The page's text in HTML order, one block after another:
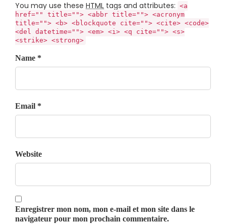
You may use these HTML tags and attributes: <a
href="" title=""> <abbr title=""> <acronym
title=""> <b> <blockquote cite=""> <cite> <code>
<del datetime=""> <em> <i> <q cite=""> <s>
<strike> <strong>
Name *
Email *
Website
Enregistrer mon nom, mon e-mail et mon site dans le
navigateur pour mon prochain commentaire.